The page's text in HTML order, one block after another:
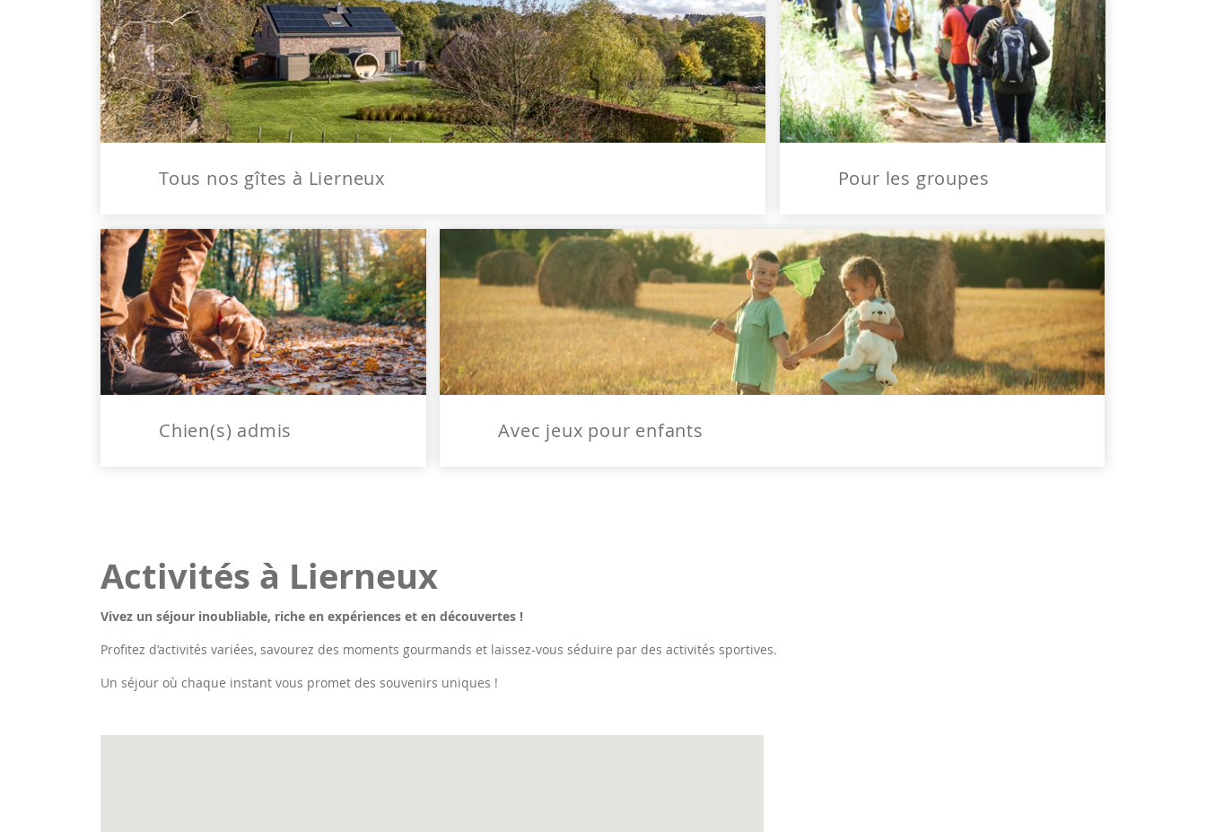
Tous nos gîtes à Lierneux Pour les groupes
Chien(s) admis Avec jeux pour enfants
Activités à Lierneux
Vivez un séjour inoubliable, riche en expériences et en découvertes !
Profitez d’activités variées, savourez des moments gourmands et laissez-vous séduire par des activités sportives.
Un séjour où chaque instant vous promet des souvenirs uniques !